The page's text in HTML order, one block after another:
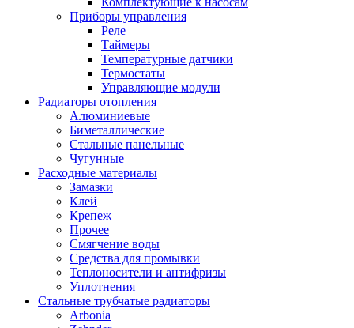
Приборы управления
Реле
Таймеры
Температурные датчики
Термостаты
Управляющие модули
Радиаторы отопления
Алюминиевые
Биметаллические
Стальные панельные
Чугунные
Расходные материалы
Замазки
Клей
Крепеж
Прочее
Смягчение воды
Средства для промывки
Теплоносители и антифризы
Уплотнения
Стальные трубчатые радиаторы
Arbonia